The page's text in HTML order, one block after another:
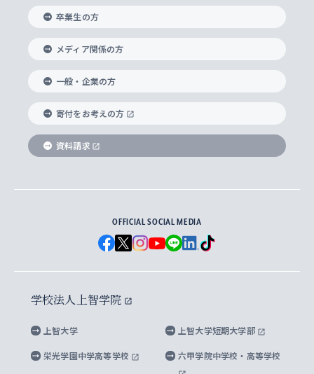
総合グローバル学部
国際教養学部
理工学部
Futures） – 持続可能な未来を考える６学科連携
データサイエンス
海外で学ぶ
神学研究科
実践宗教学研究科
総合人間科学研究科
経済学研究科
グローバル・スタディーズ研究科
助産学専攻科
生涯学習
比較文化研究所
ヨーロッパ研究所
アジア文化研究所
アメリカ・カナダ研究所
メディア・ジャーナリズム研究所
水稀少社会研究センター
先進機械・構造材料イノベーションセンター
ハラスメント防止の取り組み
障がいのある学生への支援
キャリア形成支援プログラム
就職（内定先）・進路統計
企業の採用ご担当者様へのご案内
住まいのサポート
交換留学生(海外大学から上智大学で学ぶ)
ノンディグリー生
Sophia Short-term Program受講生
学費・奨学金
学部入学前に出願する奨学金
国による高等教育の修学支援新制度
大学院生対象の奨学金
海外留学する際の費用と奨学金
上智大学の沿革
ソフィア・アーカイブズ
上智大学とカトリック
上智大学を訪れた世界の知性
国連Weeks・アフリカWeeks
ダイバーシティ＆サステナビリティへの取り組み
上智大学公式ソーシャルメディア
学校法人上智学院について
数字で見る上智大学
上智大学のネットワーク
父母・保証人とのネットワーク
学外とのネットワーク
上智大学の出版物
上智大学大学案内・大学院案内
英文広報誌 SOPHIA magazine
上智大学のビジュアル・アイデンティティ
上智大学ビジュアル・アイデンティティ
上智大学校歌 ・上智大学学生歌
上智大学への取材・キャンパスでの撮影について
上智大学の公開情報
上智大学の教育研究活動等の情報公表
キャンパス案内
卒業生の方
メディア関係の方
一般・企業の方
寄付をお考えの方
資料請求
OFFICIAL SOCIAL MEDIA
学校法人上智学院
上智大学 上智大学短期大学部
栄光学園中学高等学校 六甲学院中学校・高等学校